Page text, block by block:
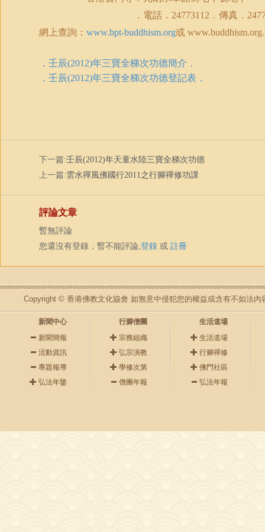
．電話． 24773112 ．傳真．
網上查詢： www.bpt-buddhism.org或
．壬辰(2012)年三寶全梯次功德簡介．
．壬辰(2012)年三寶全梯次功德登記表．
下一篇:壬辰(2012)年天童水陸三寶全梯次功德
上一篇:雲水禪風佛國行2011之行腳禪修功課
評論文章
暫無評論
您還沒有登錄，暫不能評論,登錄 或 註冊
Copyright © 香港佛教文化協會 如無意中侵犯您的權益或含有不如法內
新聞中心
新聞簡報
活動資訊
專題報導
弘法年鑒
行腳僧團
宗務組織
弘宗演教
學修次第
僧團年報
生活道場
生活道場
行腳禪修
佛門社區
弘法年報